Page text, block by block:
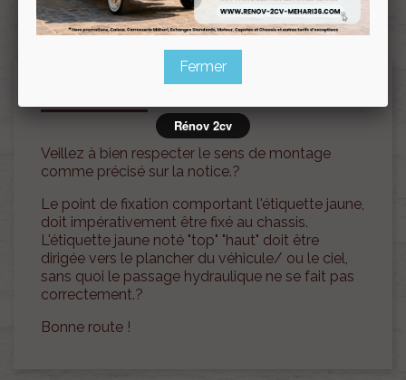
Veillez à bien respecter le sens de montage
comme précisé sur la notice.?
Le point de fixation comportant l'étiquette jaune,
doit impérativement être fixé au chassis.
L'étiquette jaune noté "top" "haut" doit être
dirigée vers le plancher du véhicule/ ou le ciel,
sans quoi le passage hydraulique ne se fait pas
correctement.?
Bonne route !
Fermer
Rénov 2cv